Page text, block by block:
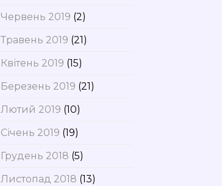
Червень 2019 (2)
Травень 2019 (21)
Квітень 2019 (15)
Березень 2019 (21)
Лютий 2019 (10)
Січень 2019 (19)
Грудень 2018 (5)
Листопад 2018 (13)